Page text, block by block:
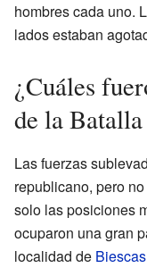
hombres cada uno.
lados estaban
¿Cuáles
de la
Las fuerzas
republicano, pero
solo las posiciones
ocuparon una gran
localidad de Biescas